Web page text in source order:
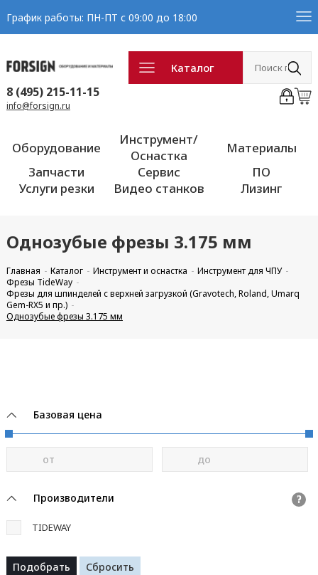
График работы: ПН-ПТ с 09:00 до 18:00
Каталог
8 (495) 215-11-15
info@forsign.ru
Оборудование
Инструмент/
Оснастка
Материалы
Запчасти
Сервис
ПО
Услуги резки
Видео станков Лизинг
Однозубые фрезы 3.175 мм
Главная Каталог Инструмент и оснастка
Инструмент для ЧПУ
Фрезы TideWay
Фрезы для шпинделей с верхней загрузкой (Gravotech, Roland, Umarq
Gem-RX5 и пр.)
Однозубые фрезы 3.175 мм
Базовая цена
от до
Производители ?
TIDEWAY